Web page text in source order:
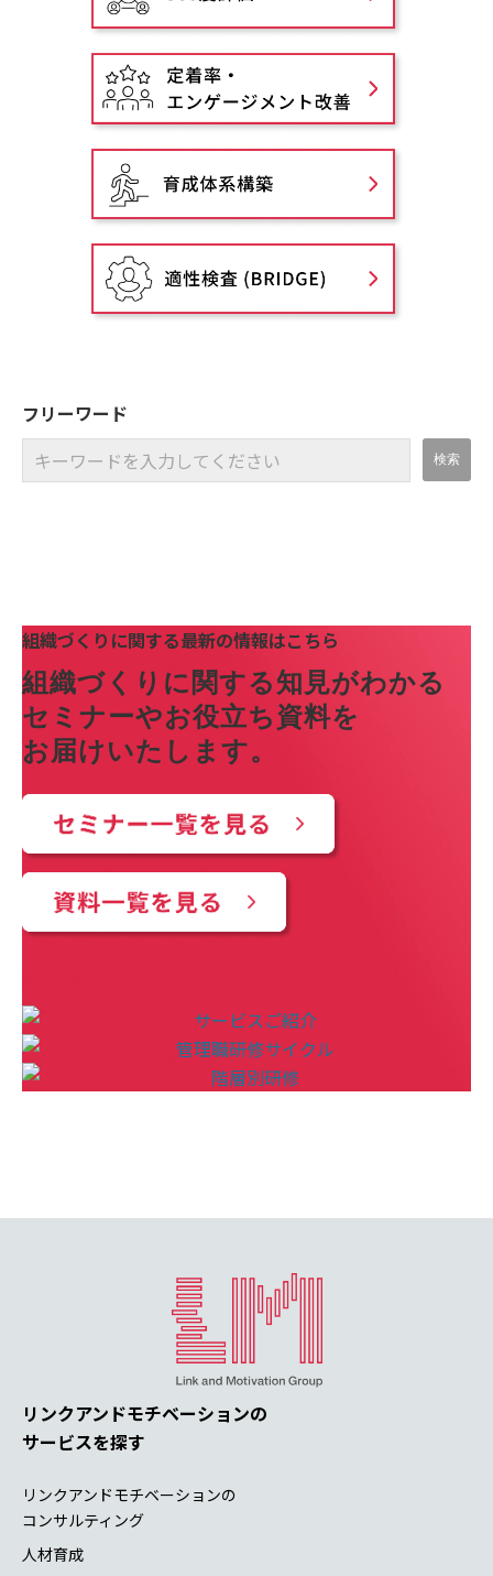
フリーワード
組織づくりに関する最新の情報はこちら
組織づくりに関する知見がわかる
セミナーやお役立ち資料を
お届けいたします。
リンクアンドモチベーションの
サービスを探す
リンクアンドモチベーションの
コンサルティング
人材育成